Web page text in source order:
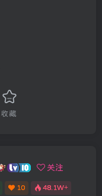
收藏
关注
10 48.1W+